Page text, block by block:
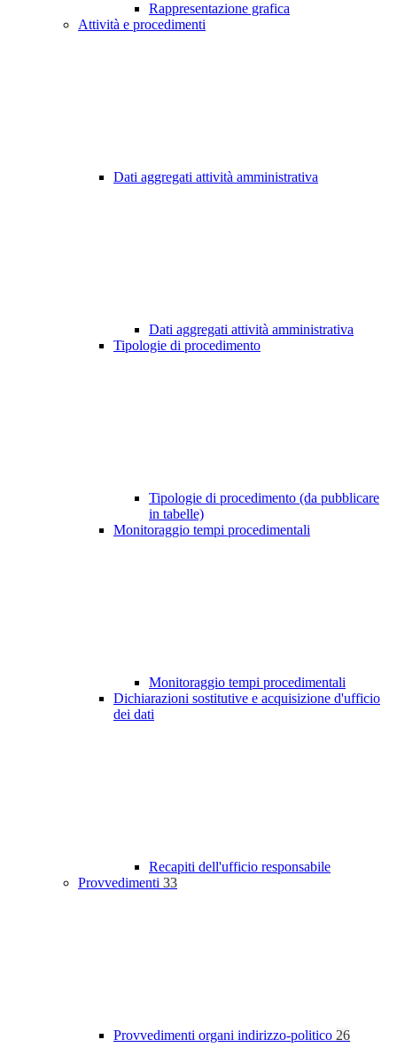
Rappresentazione grafica
Attività e procedimenti
Dati aggregati attività amministrativa
Dati aggregati attività amministrativa
Tipologie di procedimento
Tipologie di procedimento (da pubblicare
in tabelle)
Monitoraggio tempi procedimentali
Monitoraggio tempi procedimentali
Dichiarazioni sostitutive e acquisizione d'ufficio
dei dati
Recapiti dell'ufficio responsabile
Provvedimenti 33
Provvedimenti organi indirizzo-politico 26